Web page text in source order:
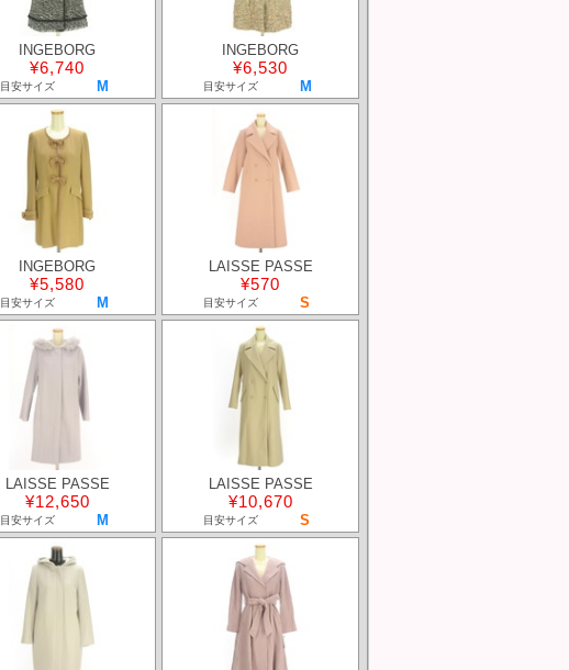
INGEBORG
¥6,740
目安サイズ M
INGEBORG
¥6,530
目安サイズ M
INGEBORG
¥5,580
目安サイズ M
LAISSE PASSE
¥570
目安サイズ S
LAISSE PASSE
¥12,650
目安サイズ M
LAISSE PASSE
¥10,670
目安サイズ S